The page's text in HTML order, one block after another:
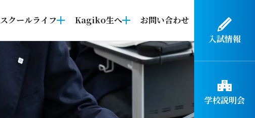
入試情報
学校説明会
スクールライフ Kagiko生へ お問い合わせ